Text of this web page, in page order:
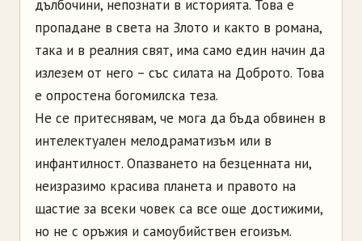
дълбочини, непознати в историята. Това е
пропадане в света на Злото и както в романа,
така и в реалния свят, има само един начин да
излезем от него – със силата на Доброто. Това
е опростена богомилска теза.
Не се притеснявам, че мога да бъда обвинен в
интелектуален мелодраматизъм или в
инфантилност. Опазването на безценната ни,
неизразимо красива планета и правото на
щастие за всеки човек са все още достижими,
но не с оръжия и самоубийствен егоизъм.